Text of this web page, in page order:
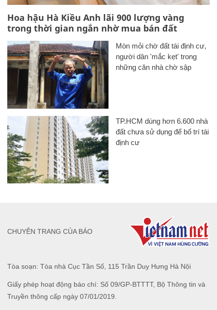
Hoa hậu Hà Kiều Anh lãi 900 lượng vàng
trong thời gian ngắn nhờ mua bán đất
Mòn mỏi chờ đất tái định cư,
người dân 'mắc kẹt' trong
những căn nhà chờ sập
TP.HCM dùng hơn 6.600 nhà
đất chưa sử dụng để bố trí tái
định cư
Tòa soạn: Tòa nhà Cục Tần Số, 115 Trần Duy Hưng Hà Nội
Giấy phép hoạt động báo chí: Số 09/GP-BTTTT, Bộ Thông tin và
Truyền thông cấp ngày 07/01/2019.
CHUYÊN TRANG CỦA BÁO